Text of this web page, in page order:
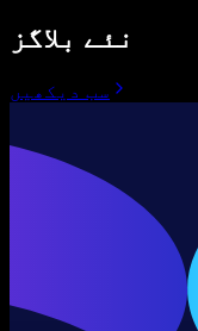
نئے بلاگز
سب دیکھیں